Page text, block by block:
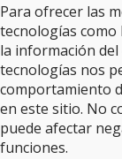
Para ofrecer las
tecnologías como
la información
tecnologías nos
comportamiento
en este sitio. No
puede afectar
funciones.